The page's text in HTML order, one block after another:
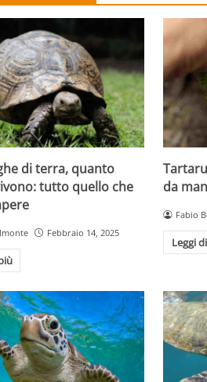
di terra, quanto
tutto quello che
Febbraio 14, 2025
da
Fabio
Leggi